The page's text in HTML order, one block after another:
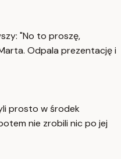
"No to proszę,
Odpala prezentację i
prosto w środek
nie zrobili nic po jej